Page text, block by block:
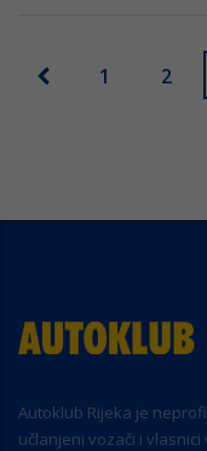
1 2
Autoklub Rijeka je
učlanjeni vozači i